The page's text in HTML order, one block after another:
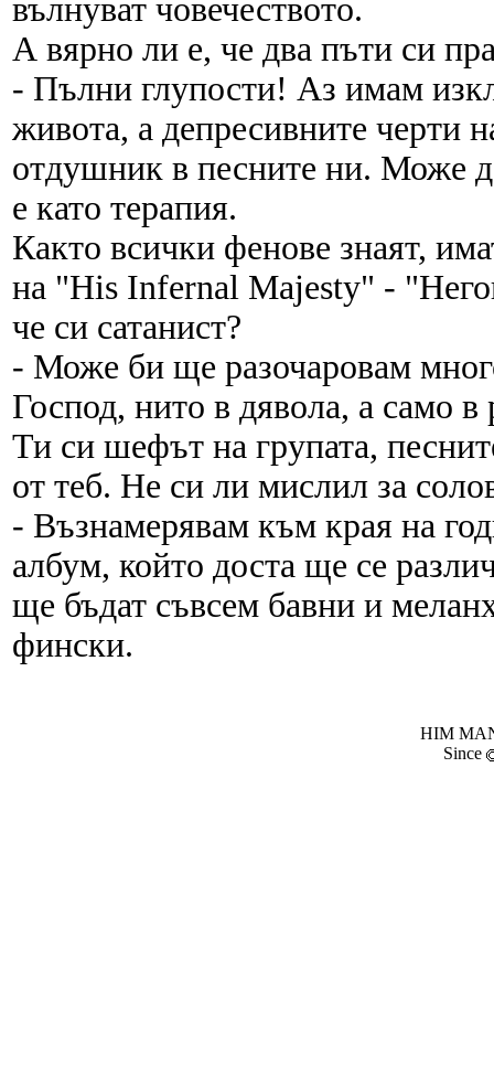
вълнуват човечеството.
А вярно ли е, че два пъти си
- Пълни глупости! Аз имам
живота, а депресивните черти
отдушник в песните ни. Може
е като терапия.
Както всички фенове знаят,
на "His Infernal Majesty" -
че си сатанист?
- Може би ще разочаровам
Господ, нито в дявола, а само
Ти си шефът на групата,
от теб. Не си ли мислил за
- Възнамерявам към края на
албум, който доста ще се
ще бъдат съвсем бавни и
фински.
HIM
Since